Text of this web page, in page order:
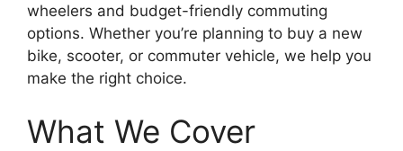
wheelers and budget-friendly commuting
options. Whether you’re planning to buy a new
bike, scooter, or commuter vehicle, we help you
make the right choice.
What We Cover